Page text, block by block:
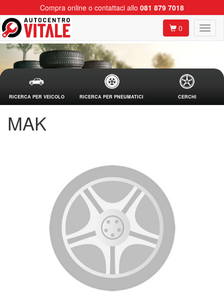
Compra online o contattaci allo 081 879 7018
0
RICERCA PER VEICOLO RICERCA PER PNEUMATICI CERCHI
MAK